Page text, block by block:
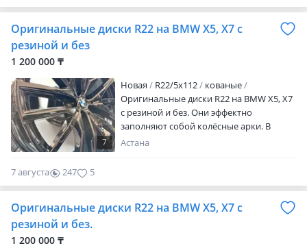
накладная, фиск. Чек. Доставка по
Алматы бесплатно! Отправка по РК и
Оригинальные диски R22 на BMW X5, X7 с
резиной и без
1 200 000 ₸
7
Новая R22/5x112
кованые
Оригинальные диски R22 на BMW X5, X7
с резиной и без. Они эффектно
заполняют собой колёсные арки. В
случае впервые применяются
при одновременном повышении их
жёсткости в результате чего
Астана
7 августа 247 5
Оригинальные диски R22 на BMW X5, X7 с
резиной и без.
1 200 000 ₸